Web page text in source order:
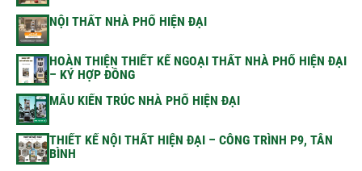
NỘI THẤT NHÀ PHỐ HIỆN ĐẠI
HOÀN THIỆN THIẾT KẾ NGOẠI THẤT NHÀ PHỐ HIỆN ĐẠI
– KÝ HỢP ĐỒNG
MẪU KIẾN TRÚC NHÀ PHỐ HIỆN ĐẠI
THIẾT KẾ NỘI THẤT HIỆN ĐẠI – CÔNG TRÌNH P9, TÂN
BÌNH